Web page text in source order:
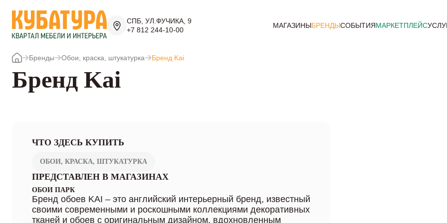
СПБ, УЛ.ФУЧИКА, 9
+7 812 244-10-00
МАГАЗИНЫБРЕНДЫСОБЫТИЯМАРКЕТПЛЕЙС
Бренды Обои, краска, штукатурка Бренд Kai
Бренд Kai
ЧТО ЗДЕСЬ КУПИТЬ
ОБОИ, КРАСКА, ШТУКАТУРКА
ПРЕДСТАВЛЕН В МАГАЗИНАХ
ОБОИ ПАРК
Бренд обоев KAI – это английский интерьерный бренд, известный
своими современными и роскошными коллекциями декоративных
тканей и обоев с оригинальным дизайном, вдохновленным